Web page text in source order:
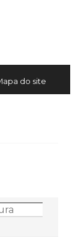
do site